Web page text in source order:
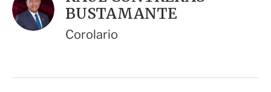
n
e
s
o
a
r
BUSTAMANTE
Corolario